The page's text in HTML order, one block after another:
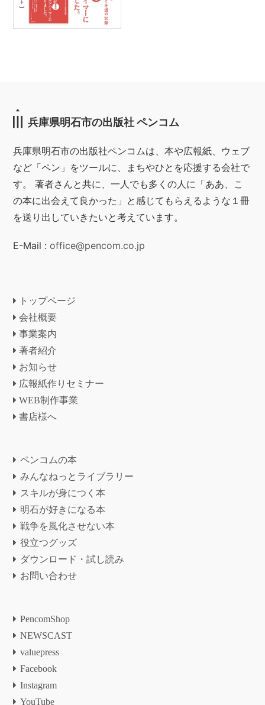
兵庫県明石市の出版社 ペンコム
兵庫県明石市の出版社ペンコムは、本や広報紙、ウェブ
など「ペン」をツールに、まちやひとを応援する会社で
す。 著者さんと共に、一人でも多くの人に「ああ、こ
の本に出会えて良かった」と感じてもらえるような１冊
を送り出していきたいと考えています。
E-Mail :office@pencom.co.jp
トップページ
会社概要
事業案内
著者紹介
お知らせ
広報紙作りセミナー
WEB制作事業
書店様へ
ペンコムの本
みんなねっとライブラリー
スキルが身につく本
明石が好きになる本
戦争を風化させない本
役立つグッズ
ダウンロード・試し読み
お問い合わせ
PencomShop
NEWSCAST
valuepress
Facebook
Instagram
YouTube